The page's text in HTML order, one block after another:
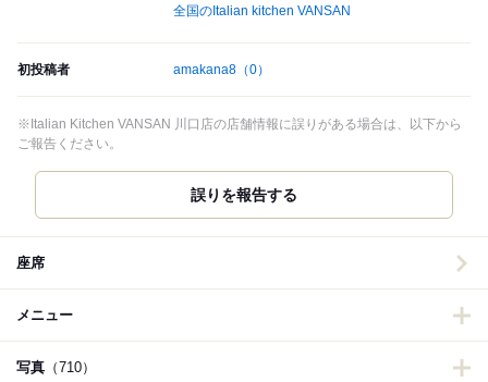
全国のItalian kitchen VANSAN
初投稿者 amakana8 （0）
※Italian Kitchen VANSAN 川口店の店舗情報に誤りがある場合は、以下から
ご報告ください。
誤りを報告する
座席
メニュー
写真 （710）